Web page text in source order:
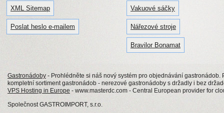
XML Sitemap
Poslat heslo e-mailem
Vakuové sáčky
Nářezové stroje
Bravilor Bonamat
Gastronádoby - Prohlédněte si náš nový systém pro objednávání
kompletní sortiment gastronádob - nerezové gastronádoby s držadly i bez
VPS Hosting in Europe - www.masterdc.com - Central European provider for
Společnost GASTROIMPORT, s.r.o.